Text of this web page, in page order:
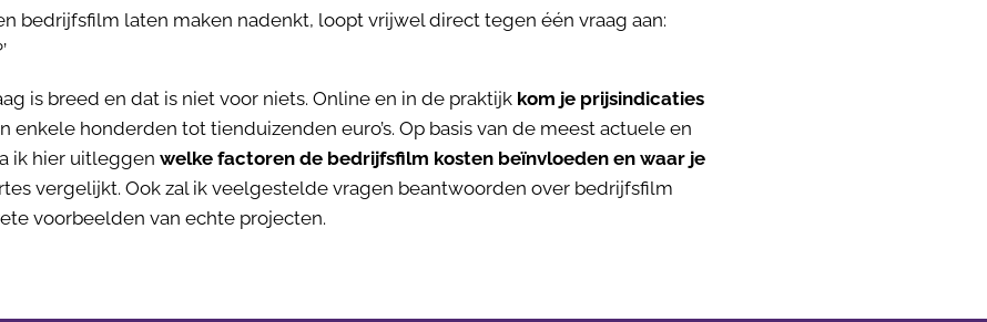
bedrijfsfilm laten maken nadenkt, loopt vrijwel direct tegen één vraag aan:
is breed en dat is niet voor niets. Online en in de praktijk kom je prijsindicaties
enkele honderden tot tienduizenden euro’s. Op basis van de meest actuele en
ik hier uitleggenwelke factoren de bedrijfsfilm kosten beïnvloeden en waar je
vergelijkt. Ook zal ik veelgestelde vragen beantwoorden over bedrijfsfilm
voorbeelden van echte projecten.